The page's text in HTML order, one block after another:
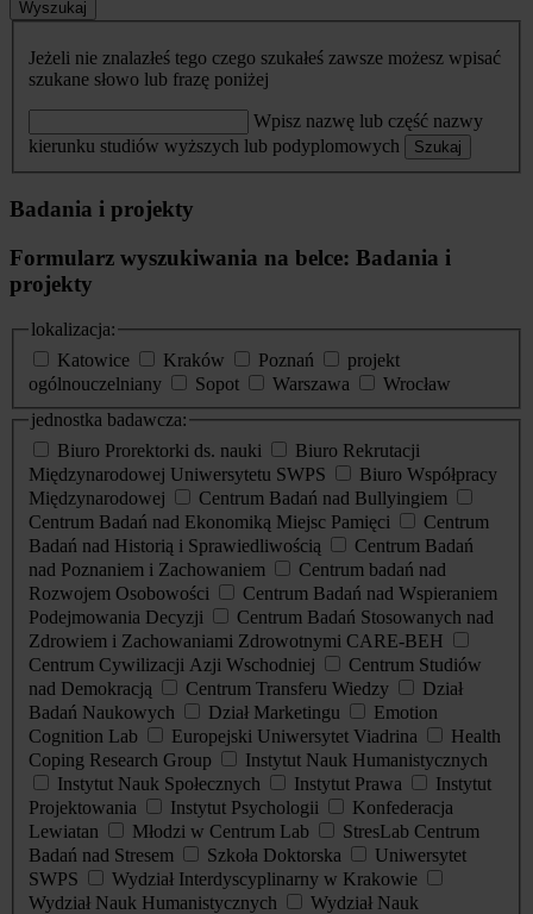
Wyszukaj
Jeżeli nie znalazłeś tego czego szukałeś zawsze możesz wpisać
szukane słowo lub frazę poniżej
Wpisz nazwę lub część nazwy
kierunku studiów wyższych lub podyplomowych
Szukaj
Badania i projekty
Formularz wyszukiwania na belce: Badania i
projekty
lokalizacja:
Katowice
Kraków Poznań
projekt
ogólnouczelniany
Sopot Warszawa
Wrocław
jednostka badawcza:
Biuro Prorektorki ds. nauki
Biuro Rekrutacji
Międzynarodowej Uniwersytetu SWPS
Biuro Współpracy
Międzynarodowej
Centrum Badań nad Bullyingiem
Centrum Badań nad Ekonomiką Miejsc Pamięci
Centrum
Badań nad Historią i Sprawiedliwością
Centrum Badań
nad Poznaniem i Zachowaniem
Centrum badań nad
Rozwojem Osobowości
Centrum Badań nad Wspieraniem
Podejmowania Decyzji
Centrum Badań Stosowanych nad
Zdrowiem i Zachowaniami Zdrowotnymi CARE-BEH
Centrum Cywilizacji Azji Wschodniej
Centrum Studiów
nad Demokracją
Centrum Transferu Wiedzy
Dział
Badań Naukowych
Dział Marketingu
Emotion
Cognition Lab
Europejski Uniwersytet Viadrina
Health
Coping Research Group
Instytut Nauk Humanistycznych
Instytut Nauk Społecznych
Instytut Prawa
Instytut
Projektowania
Instytut Psychologii
Konfederacja
Lewiatan
Młodzi w Centrum Lab
StresLab Centrum
Badań nad Stresem
Szkoła Doktorska
Uniwersytet
SWPS
Wydział Interdyscyplinarny w Krakowie
Wydział Nauk Humanistycznych
Wydział Nauk